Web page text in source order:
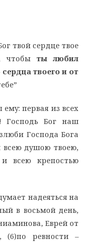
твой сердце твое
чтобыты любил
твоего и от
ему: первая из всех
Господь Бог наш
Господа Бога
всею душою твоею,
всею крепостью
надеяться на
в восьмой день,
Еврей от
(6)по ревности –